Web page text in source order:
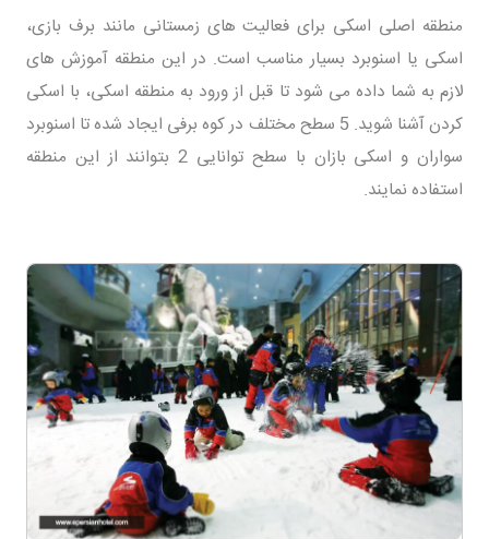
منطقه اصلی اسکی برای فعالیت های زمستانی مانند برف بازی،
اسکی یا اسنوبرد بسیار مناسب است. در این منطقه آموزش های
لازم به شما داده می شود تا قبل از ورود به منطقه اسکی، با اسکی
کردن آشنا شوید. 5 سطح مختلف در کوه برفی ایجاد شده تا اسنوبرد
سواران و اسکی بازان با سطح توانایی 2 بتوانند از این منطقه
استفاده نمایند.